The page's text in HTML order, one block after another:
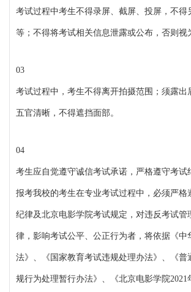
考试过程中考生不得录屏、截屏、投屏，不得
等；不得将考试相关信息泄露或公布，否则视
03
考试过程中，考生不得离开拍摄范围；须露出
五官清晰，不得遮挡面部。
04
考生应自觉遵守诚信考试承诺，严格遵守考试
报考我校的考生在专业考试过程中，必须严格
纪律及北京电影学院考试规定，对违反考试管
律，影响考试公平、公正行为者，将依据《中
法》、《国家教育考试违规处理办法》、《普
规行为处理暂行办法》、《北京电影学院2021